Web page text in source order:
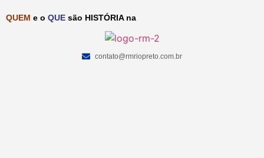
QUEM e o QUE são HISTÓRIA na
contato@rmriopreto.com.br